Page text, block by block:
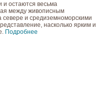
и остаются весьма
между живописным
севере и средиземноморскими
насколько ярким и
Подробнее